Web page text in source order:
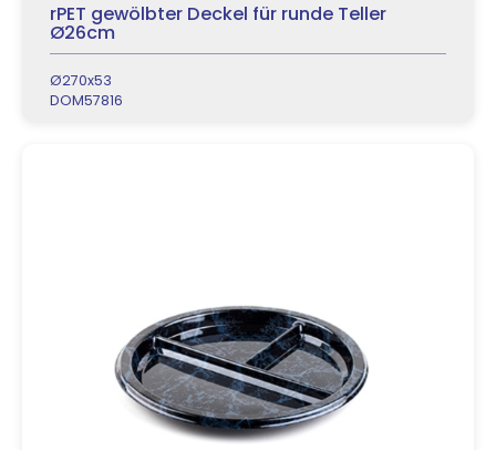
rPET gewölbter Deckel für runde Teller
Ø26cm
Ø270x53
DOM57816